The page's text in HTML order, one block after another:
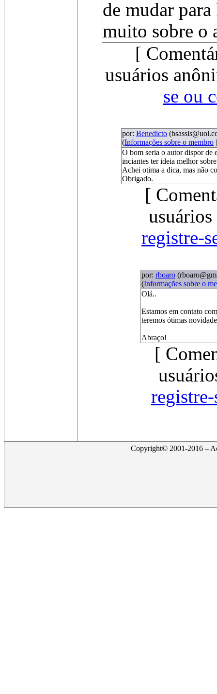
de mudar
muito sobre o
[
usuários
se ou
por: Benedicto
(Informações sobre o membro
O bom seria o autor dispor de
inciantes ter ideia melhor
Achei otima a dica, mas não
Obrigado.
[
registre-
por: rboaro
(Informações sobre o
Olá..
Estamos em contato
teremos ótimas
Abraço!
[
registre-
Copyright© 2001-2016 –